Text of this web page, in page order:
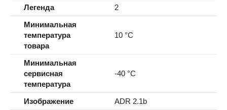
Легенда
2
Минимальная
температура
товара
10 °C
Минимальная
сервисная
температура
-40 °C
Изображение
ADR 2.1b